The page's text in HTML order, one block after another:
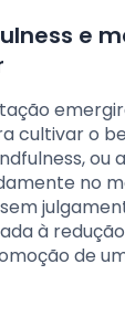
e
cultivar o
ou
no
à
de